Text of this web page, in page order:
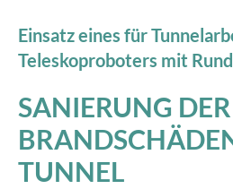
Einsatz eines für
Teleskoproboters mit
SANIERUNG DER
TUNNEL